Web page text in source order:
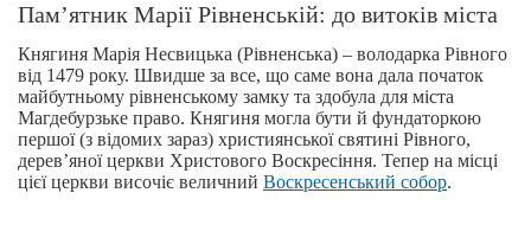
Пам’ятник Марії Рівненській: до витоків міста
Княгиня Марія Несвицька (Рівненська) – володарка Рівного
від 1479 року. Швидше за все, що саме вона дала початок
майбутньому рівненському замку та здобула для міста
Магдебурзьке право. Княгиня могла бути й фундаторкою
першої (з відомих зараз) християнської святині Рівного,
дерев’яної церкви Христового Воскресіння. Тепер на місці
цієї церкви височіє величний Воскресенський собор.